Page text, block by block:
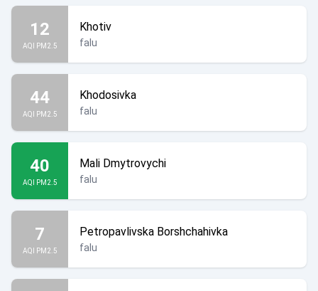
12
AQI PM2.5
Khotiv
falu
44
AQI PM2.5
Khodosivka
falu
40
AQI PM2.5
Mali Dmytrovychi
falu
7
AQI PM2.5
Petropavlivska Borshchahivka
falu